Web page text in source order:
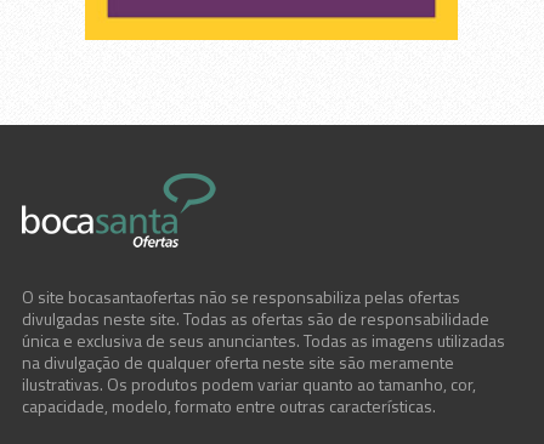
Máquinas , Chaves e Ferramentas
Material Hidráulico
Móveis e Decoração
Olaria
Olaria2
Tintas
O site bocasantaofertas não se responsabiliza pelas ofertas
divulgadas neste site. Todas as ofertas são de responsabilidade
única e exclusiva de seus anunciantes. Todas as imagens utilizadas
na divulgação de qualquer oferta neste site são meramente
ilustrativas. Os produtos podem variar quanto ao tamanho, cor,
capacidade, modelo, formato entre outras características.